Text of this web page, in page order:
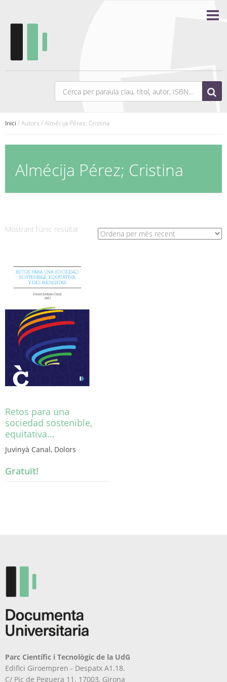
Inici / Autors / Almécija Pérez; Cristina
Almécija Pérez; Cristina
Mostrant l'únic resultat
Retos para una
sociedad sostenible,
equitativa…
Juvinyà Canal, Dolors
Gratuït!
Parc Científic i Tecnològic de la UdG
Edifici Giroempren - Despatx A1.18.
C/ Pic de Peguera 11. 17003, Girona